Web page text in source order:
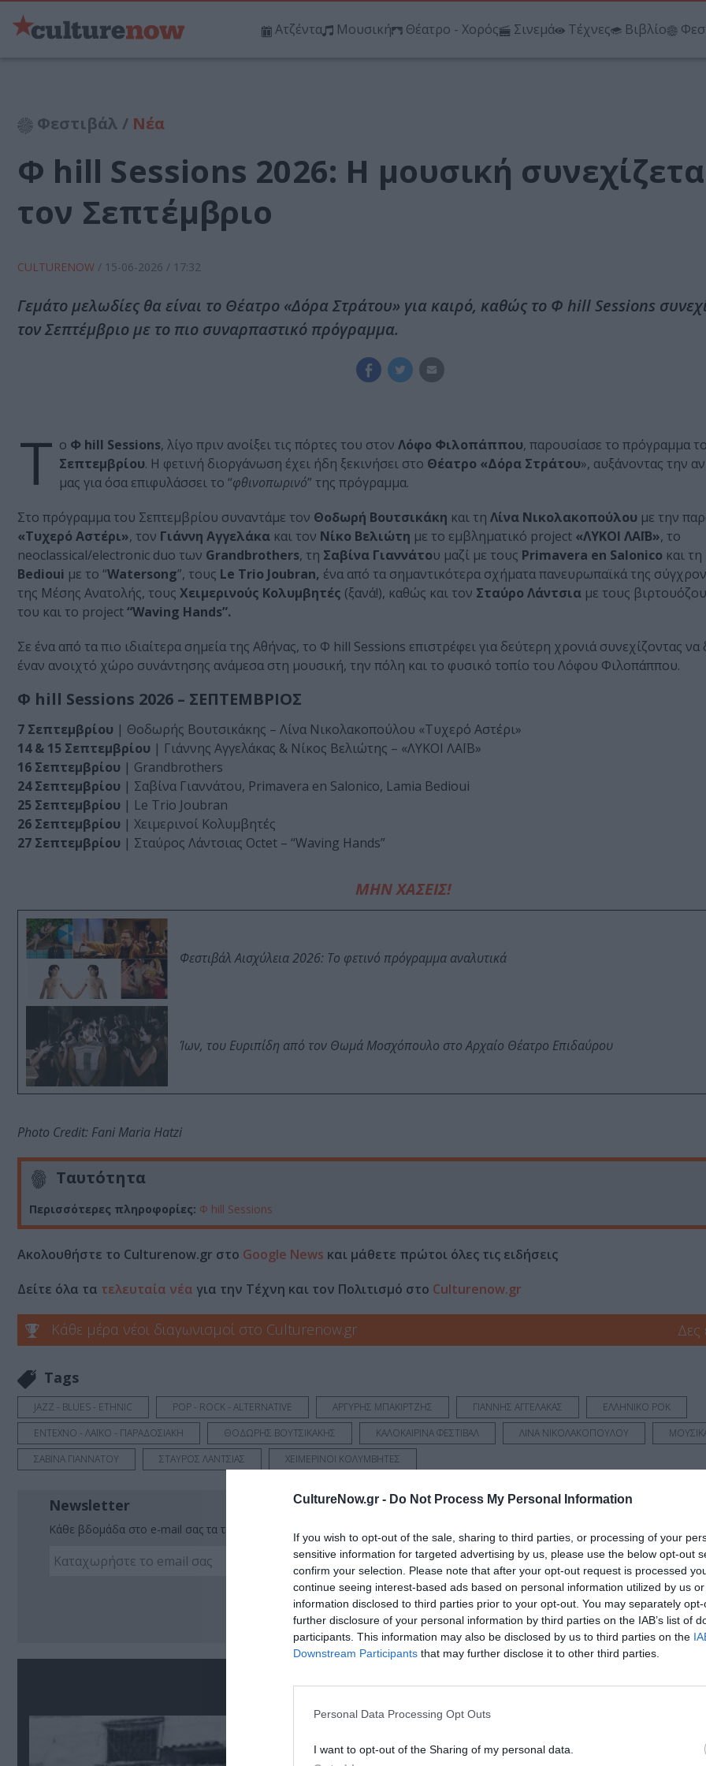
CultureNow.gr - Do Not Process My Personal Information
If you wish to opt-out of the sale, sharing to third parties, or processing of your
sensitive information for targeted advertising by us, please use the below opt-out
confirm your selection. Please note that after your opt-out request is processed
continue seeing interest-based ads based on personal information utilized by us
information disclosed to third parties prior to your opt-out. You may separately
further disclosure of your personal information by third parties on the IAB’s list of
participants. This information may also be disclosed by us to third parties on the
Downstream Participants that may further disclose it to other third parties.
Personal Data Processing Opt Outs
I want to opt-out of the Sharing of my personal data.
Ατζέντα Μουσική Θέατρο - Χορός Σινεμά Τέχνες Βιβλίο
Φεστιβάλ / Νέα
Φ hill Sessions 2026: Η μουσική
τον Σεπτέμβριο
CULTURENOW / 15-06-2026 / 17:32
Γεμάτο μελωδίες θα είναι το Θέατρο «Δόρα Στράτου» για καιρό, καθώς το Φ hill Sessions
τον Σεπτέμβριο με το πιο συναρπαστικό πρόγραμμα.
Τ ο Φ hill Sessions, λίγο πριν ανοίξει τις πόρτες του στον Λόφο Φιλοπάππου, παρουσίασε το πρόγραμμα
Σεπτεμβρίου. Η φετινή διοργάνωση έχει ήδη ξεκινήσει στο Θέατρο «Δόρα Στράτου», αυξάνοντας την
μας για όσα επιφυλάσσει το “φθινοπωρινό” της πρόγραμμα.
Στο πρόγραμμα του Σεπτεμβρίου συναντάμε τον Θοδωρή Βουτσικάκη και τη Λίνα Νικολακοπούλου με την
«Τυχερό Αστέρι», τον Γιάννη Αγγελάκα και τον Νίκο Βελιώτη με το εμβληματικό project «ΛΥΚΟΙ ΛΑΪΒ», το
neoclassical/electronic duo των Grandbrothers, τη Σαβίνα Γιαννάτου μαζί με τους Primavera en Salonico και τη
Bedioui με το “Watersong”, τους Le Trio Joubran, ένα από τα σημαντικότερα σχήματα πανευρωπαϊκά της
της Μέσης Ανατολής, τους Χειμερινούς Κολυμβητές (ξανά!), καθώς και τον Σταύρο Λάντσια με τους
του και το project“Waving Hands”.
Σε ένα από τα πιο ιδιαίτερα σημεία της Αθήνας, το Φ hill Sessions επιστρέφει για δεύτερη χρονιά συνεχίζοντας να
έναν ανοιχτό χώρο συνάντησης ανάμεσα στη μουσική, την πόλη και το φυσικό τοπίο του Λόφου Φιλοπάππου.
Φ hill Sessions 2026 – ΣΕΠΤΕΜΒΡΙΟΣ
7 Σεπτεμβρίου | Θοδωρής Βουτσικάκης – Λίνα Νικολακοπούλου «Τυχερό Αστέρι»
14 & 15 Σεπτεμβρίου | Γιάννης Αγγελάκας & Νίκος Βελιώτης – «ΛΥΚΟΙ ΛΑΪΒ»
16 Σεπτεμβρίου | Grandbrothers
24 Σεπτεμβρίου | Σαβίνα Γιαννάτου, Primavera en Salonico, Lamia Bediοui
25 Σεπτεμβρίου | Le Trio Joubran
26 Σεπτεμβρίου | Χειμερινοί Κολυμβητές
27 Σεπτεμβρίου | Σταύρος Λάντσιας Octet – “Waving Hands”
ΜΗΝ ΧΑΣΕΙΣ!
Φεστιβάλ Αισχύλεια 2026: Το φετινό πρόγραμμα αναλυτικά
Ίων, του Ευριπίδη από τον Θωμά Μοσχόπουλο στο Αρχαίο Θέατρο Επιδαύρου
Photo Credit: Fani Maria Hatzi
Ταυτότητα
Περισσότερες πληροφορίες: Φ hill Sessions
Ακολουθήστε το Culturenow.gr στο Google News και μάθετε πρώτοι όλες τις ειδήσεις
Δείτε όλα τα τελευταία νέα για την Τέχνη και τον Πολιτισμό στο Culturenow.gr
Κάθε μέρα νέοι διαγωνισμοί στο Culturenow.gr Δες
Tags
JAZZ - BLUES - ETHNIC POP - ROCK - ALTERNATIVE ΑΡΓΥΡΗΣ ΜΠΑΚΙΡΤΖΗΣ ΓΙΑΝΝΗΣ ΑΓΓΕΛΑΚΑΣ
ΕΛΛΗΝΙΚΟ ΡΟΚ
ΕΝΤΕΧΝΟ - ΛΑΪΚΟ - ΠΑΡΑΔΟΣΙΑΚΗ
ΘΟΔΩΡΗΣ ΒΟΥΤΣΙΚΑΚΗΣ ΚΑΛΟΚΑΙΡΙΝΑ ΦΕΣΤΙΒΑΛ ΛΙΝΑ ΝΙΚΟΛΑΚΟΠΟΥΛΟΥ
ΣΑΒΙΝΑ ΓΙΑΝΝΑΤΟΥ
ΣΤΑΥΡΟΣ ΛΑΝΤΣΙΑΣ ΧΕΙΜΕΡΙΝΟΙ ΚΟΛΥΜΒΗΤΕΣ
Newsletter
Κάθε βδομάδα στο e-mail σας τα τελευταία νέα για την Τέχνη και τον Πολιτισμό!
Ακολουθήστε το Culturenow.gr
Σχετικά Άρθρα